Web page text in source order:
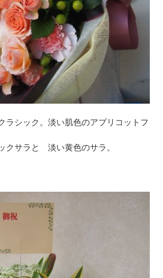
シック。淡い肌色のアプリコットフ
クサラと 淡い黄色のサラ。